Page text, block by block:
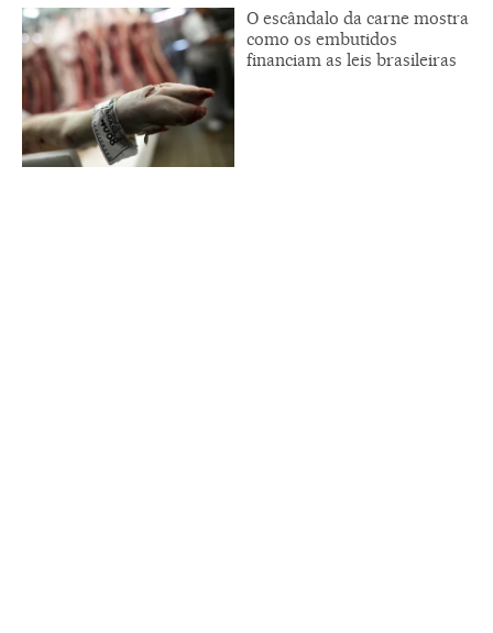
O escândalo da carne mostra
como os embutidos
financiam as leis brasileiras